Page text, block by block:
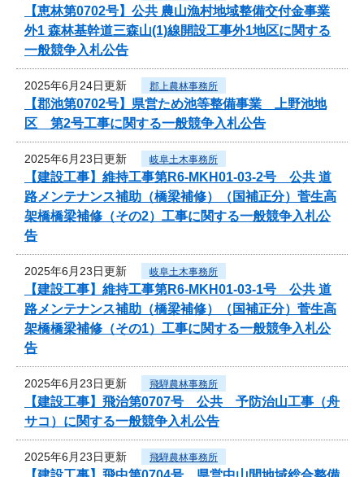
【恵林第0702号】公共 農山漁村地域整備交付金事業
外1 森林基幹道三森山(1)線開設工事外1地区に関する
一般競争入札公告
2025年6月24日更新 郡上農林事務所
【郡池第0702号】県営ため池等整備事業 上野池地
区 第2号工事に関する一般競争入札公告
2025年6月23日更新 岐阜土木事務所
【建設工事】維持工事第R6-MKH01-03-2号 公共 道
路メンテナンス補助（橋梁補修）（国補正分）菅生高
架橋橋梁補修（その2）工事に関する一般競争入札公
告
2025年6月23日更新 岐阜土木事務所
【建設工事】維持工事第R6-MKH01-03-1号 公共 道
路メンテナンス補助（橋梁補修）（国補正分）菅生高
架橋橋梁補修（その1）工事に関する一般競争入札公
告
2025年6月23日更新 飛騨農林事務所
【建設工事】飛治第0707号 公共 予防治山工事（舟
サコ）に関する一般競争入札公告
2025年6月23日更新 飛騨農林事務所